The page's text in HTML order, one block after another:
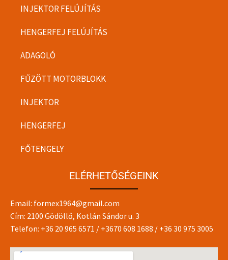
INJEKTOR FELÚJÍTÁS
HENGERFEJ FELÚJÍTÁS
ADAGOLÓ
FŰZÖTT MOTORBLOKK
INJEKTOR
HENGERFEJ
FŐTENGELY
ELÉRHETŐSÉGEINK
Email: formex1964@gmail.com
Cím: 2100 Gödöllő, Kotlán Sándor u. 3
Telefon: +36 20 965 6571 / +3670 608 1688 / +36 30 975 3005